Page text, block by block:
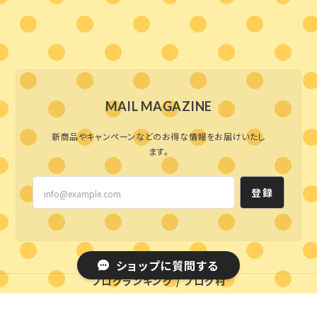
MAIL MAGAZINE
新商品やキャンペーンなどのお得な情報をお届けいたし
ます。
登録
ブログランキング/ブログ村
ショップに質問する